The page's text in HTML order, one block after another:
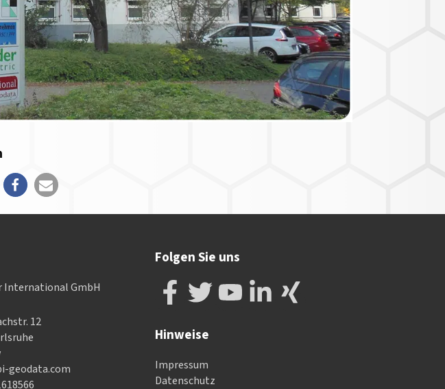
International GmbH
12
geodata.com
Folgen Sie uns
Hinweise
Impressum
Datenschutz